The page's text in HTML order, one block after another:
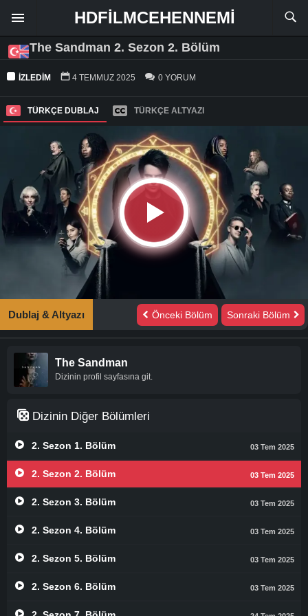
HDFILMCEHENNEMI
The Sandman 2. Sezon 2. Bölüm
İZLEDIM 4 TEMMUZ 2025 0 YORUM
TÜRKÇE DUBLAJ TÜRKÇE ALTYAZI
Dublaj & Altyazı Önceki Bölüm Sonraki Bölüm
The Sandman
Dizinin profil sayfasına git.
Dizinin Diğer Bölümleri
2. Sezon 1. Bölüm 03 Tem 2025
2. Sezon 2. Bölüm 03 Tem 2025
2. Sezon 3. Bölüm 03 Tem 2025
2. Sezon 4. Bölüm 03 Tem 2025
2. Sezon 5. Bölüm 03 Tem 2025
2. Sezon 6. Bölüm 03 Tem 2025